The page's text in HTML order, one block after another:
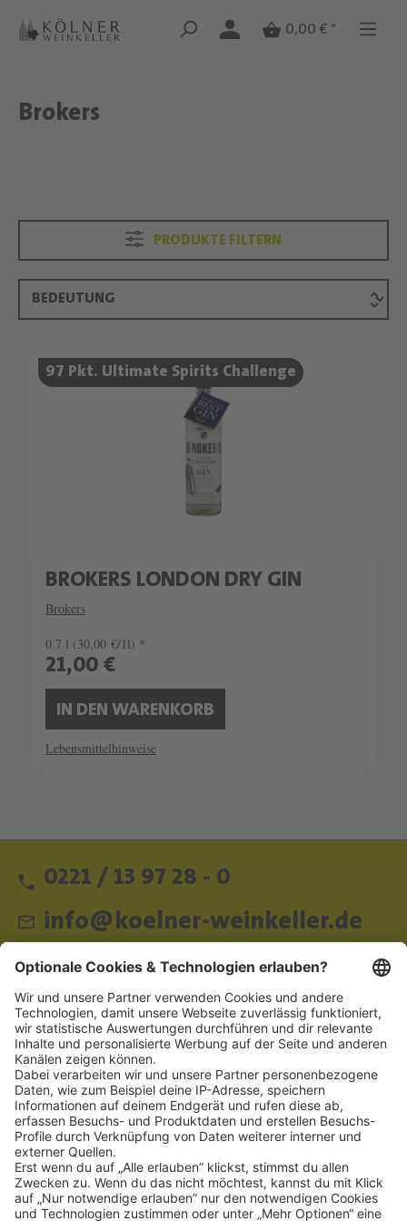
Zum Hauptinhalt springen
Zum Hauptinhalt springen
0,00 € *
Text überspringen
Brokers
Text überspringen
PRODUKTE FILTERN
Produktliste überspringen
97 Pkt. Ultimate Spirits Challenge
BROKERS LONDON DRY GIN
Brokers
0.7 l (30,00 €/1l) *
21,00 €
IN DEN WARENKORB
Lebensmittelhinweise
0221 / 13 97 28 - 0
info@koelner-weinkeller.de
Schnellzugriff
ZAHLUNGSMETHODEN
SOCIAL
NEWSLETTER
BESUCHEN SIE UNS